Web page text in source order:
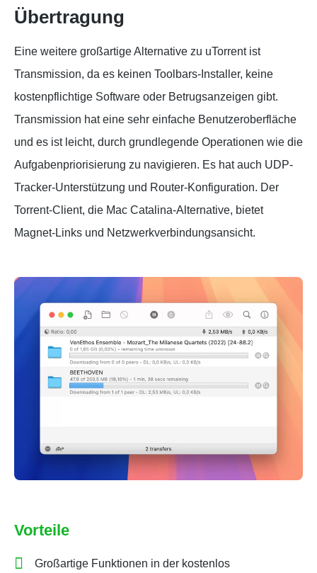
Übertragung
Eine weitere großartige Alternative zu uTorrent ist
Transmission, da es keinen Toolbars-Installer, keine
kostenpflichtige Software oder Betrugsanzeigen gibt.
Transmission hat eine sehr einfache Benutzeroberfläche
und es ist leicht, durch grundlegende Operationen wie die
Aufgabenpriorisierung zu navigieren. Es hat auch UDP-
Tracker-Unterstützung und Router-Konfiguration. Der
Torrent-Client, die Mac Catalina-Alternative, bietet
Magnet-Links und Netzwerkverbindungsansicht.
Vorteile
Großartige Funktionen in der kostenlos